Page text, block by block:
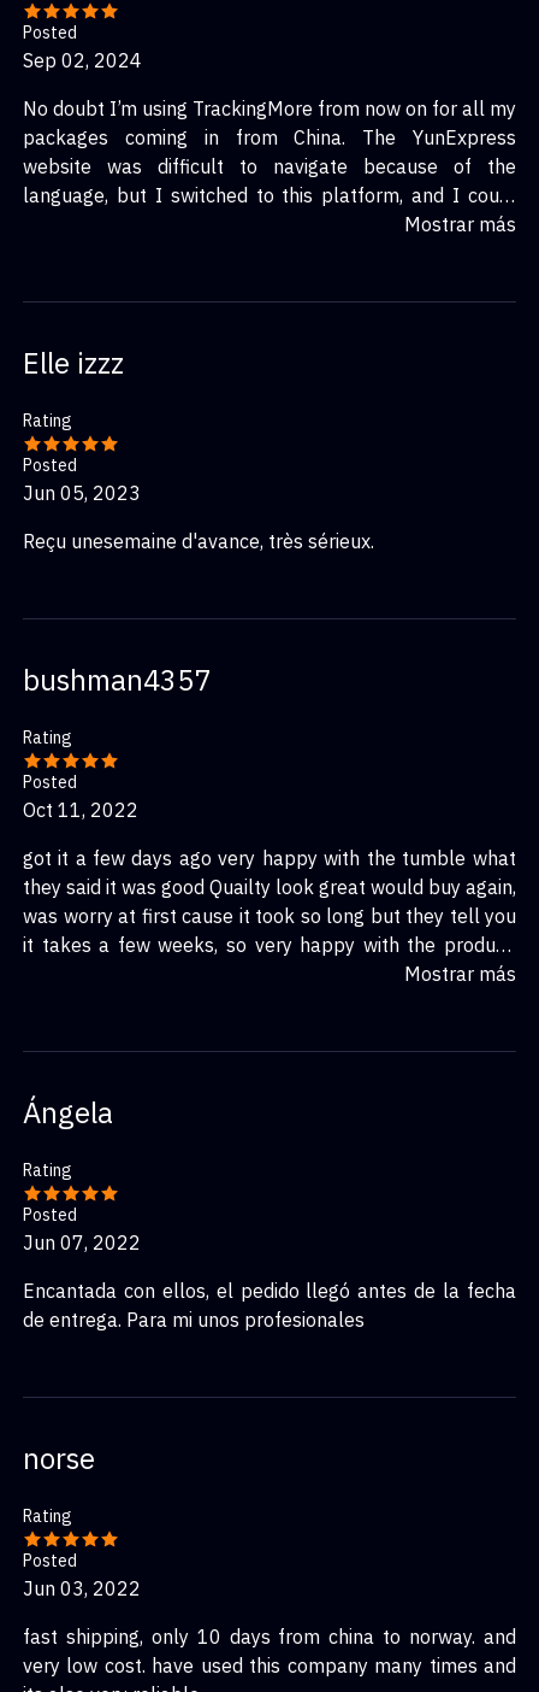
Posted
Sep 02, 2024
No doubt I’m using TrackingMore from now on for all my
packages coming in from China. The YunExpress
website was difficult to navigate because of the
language, but I switched to this platform, and I could
easily understand how my package was progressing. I
Mostrar más
Elle izzz
Rating
Posted
Jun 05, 2023
Reçu unesemaine d'avance, très sérieux.
bushman4357
Rating
Posted
Oct 11, 2022
got it a few days ago very happy with the tumble what
they said it was good Quailty look great would buy again,
was worry at first cause it took so long but they tell you
it takes a few weeks, so very happy with the product,
Mostrar más
Ángela
Rating
Posted
Jun 07, 2022
Encantada con ellos, el pedido llegó antes de la fecha
de entrega. Para mi unos profesionales
norse
Rating
Posted
Jun 03, 2022
fast shipping, only 10 days from china to norway. and
very low cost. have used this company many times and